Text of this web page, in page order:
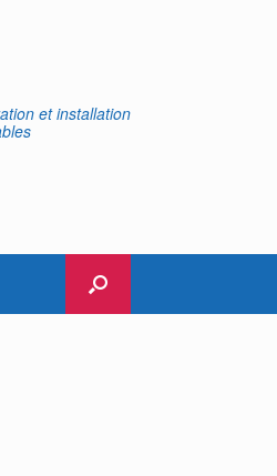
et installation